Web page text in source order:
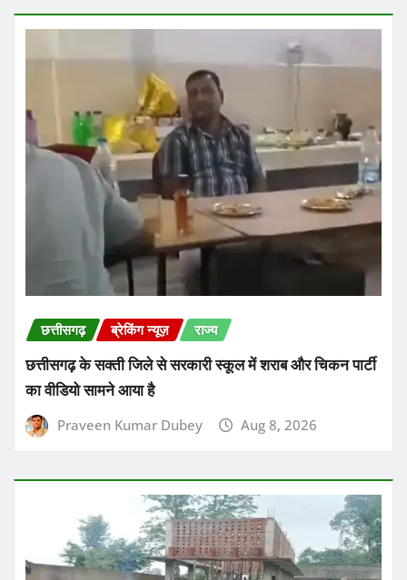
छत्तीसगढ़ ब्रेकिंग न्यूज़ राज्य
छत्तीसगढ़ के सक्ती जिले से सरकारी स्कूल में शराब और चिकन पार्टी
का वीडियो सामने आया है
Praveen Kumar Dubey Aug 8, 2026